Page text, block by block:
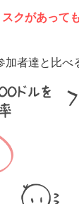
スクがあって
者達と比べ